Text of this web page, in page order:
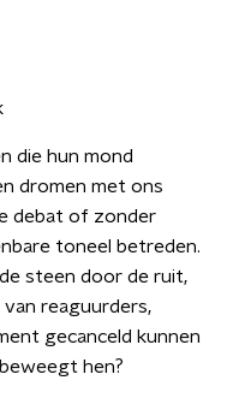
die hun mond
dromen met ons
debat of zonder
toneel betreden.
steen door de ruit,
reaguurders,
gecanceld kunnen
hen?